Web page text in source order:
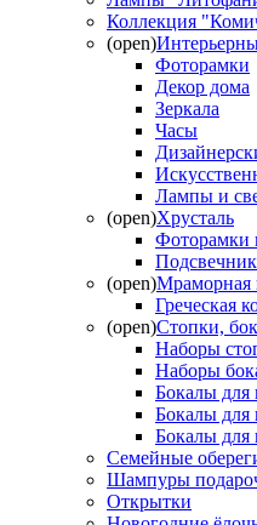
Коллекция
(open)
Фоторамки
Декор дома
Зеркала
Часы
Лампы и
(open)Хрусталь
Фоторамки
(open)Мраморная
Греческая
(open)Стопки,
Наборы
Наборы
Бокалы
Бокалы для
Бокалы для
Семейные
Шампуры
Открытки